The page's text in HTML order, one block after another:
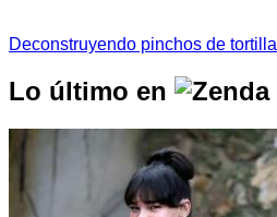
Deconstruyendo pinchos de tortilla
Lo último en